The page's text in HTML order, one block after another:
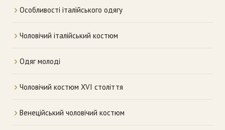
Особливості італійського одягу
Чоловічий італійський костюм
Одяг молоді
Чоловічий костюм XVI століття
Венеційський чоловічий костюм